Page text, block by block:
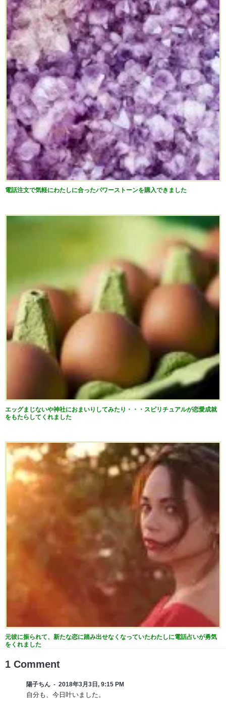
電話注文で気軽にわたしに合ったパワーストーンを購入できました
エッグまじないや神社におまいりしてみたり・・・スピリチュアルが恋愛成就
をもたらしてくれました
元彼に振られて、新たな恋に踏み出せなくなっていたわたしに電話占いが勇気
をくれました
1 Comment
陽子ちん
2018年3月3日, 9:15 PM
自分も、今日叶いました。